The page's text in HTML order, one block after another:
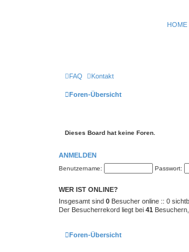
HOME
FAQ Kontakt
Foren-Übersicht
Dieses Board hat keine Foren.
ANMELDEN
Benutzername: Passwort:
WER IST ONLINE?
Insgesamt sind 0 Besucher online :: 0
Der Besucherrekord liegt bei 41
Foren-Übersicht